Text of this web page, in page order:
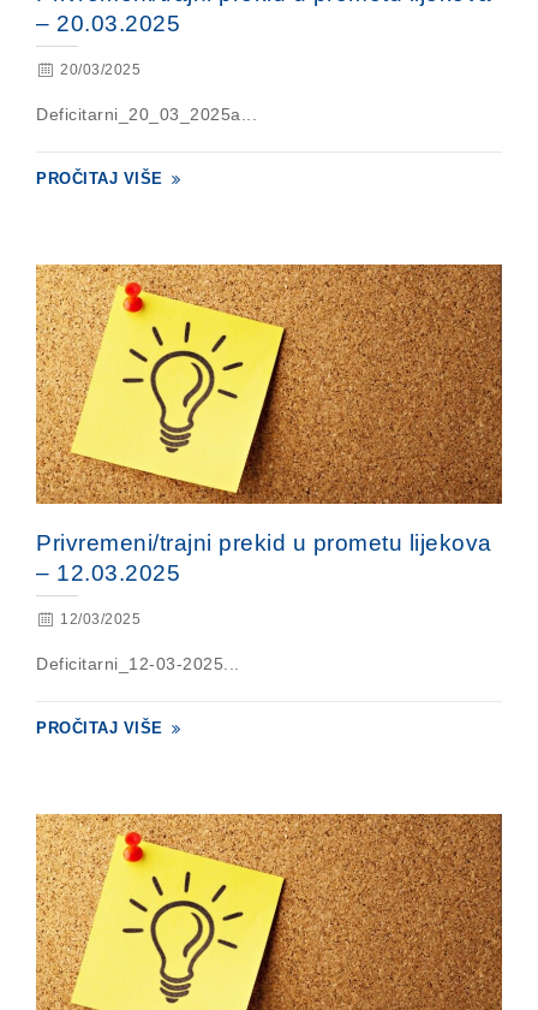
– 20.03.2025
20/03/2025
Deficitarni_20_03_2025a...
PROČITAJ VIŠE
Privremeni/trajni prekid u prometu lijekova
– 12.03.2025
12/03/2025
Deficitarni_12-03-2025...
PROČITAJ VIŠE